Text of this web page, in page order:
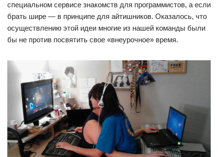
специальном сервисе знакомств для программистов, а если
брать шире — в принципе для айтишников. Оказалось, что
осуществлению этой идеи многие из нашей команды были
бы не против посвятить свое «внеурочное» время.